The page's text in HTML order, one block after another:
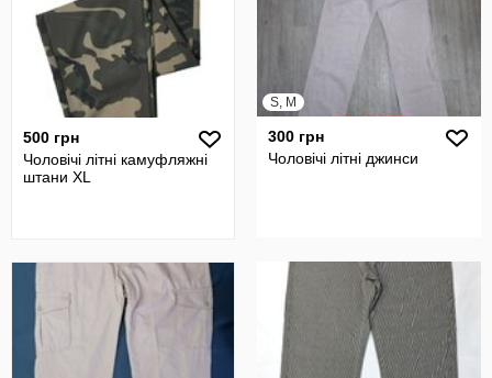
500 грн
Чоловічі літні камуфляжні
штани XL
S, M
300 грн
Чоловічі літні джинси